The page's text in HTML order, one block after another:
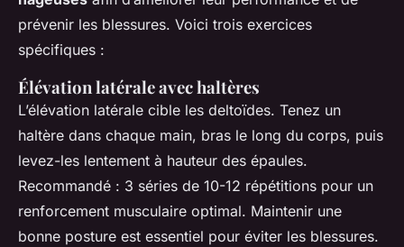
prévenir les blessures. Voici trois exercices
spécifiques :
Élévation latérale avec haltères
L’élévation latérale cible les deltoïdes. Tenez un
haltère dans chaque main, bras le long du corps, puis
levez-les lentement à hauteur des épaules.
Recommandé : 3 séries de 10-12 répétitions pour un
renforcement musculaire optimal. Maintenir une
bonne posture est essentiel pour éviter les blessures.